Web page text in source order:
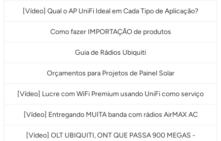
[Vídeo] Qual o AP UniFi Ideal em Cada Tipo de Aplicação?
Como fazer IMPORTAÇÃO de produtos
Guia de Rádios Ubiquiti
Orçamentos para Projetos de Painel Solar
[Vídeo] Lucre com WiFi Premium usando UniFi como serviço
[Vídeo] Entregando MUITA banda com rádios AirMAX AC
[Vídeo] OLT UBIQUITI, ONT QUE PASSA 900 MEGAS -